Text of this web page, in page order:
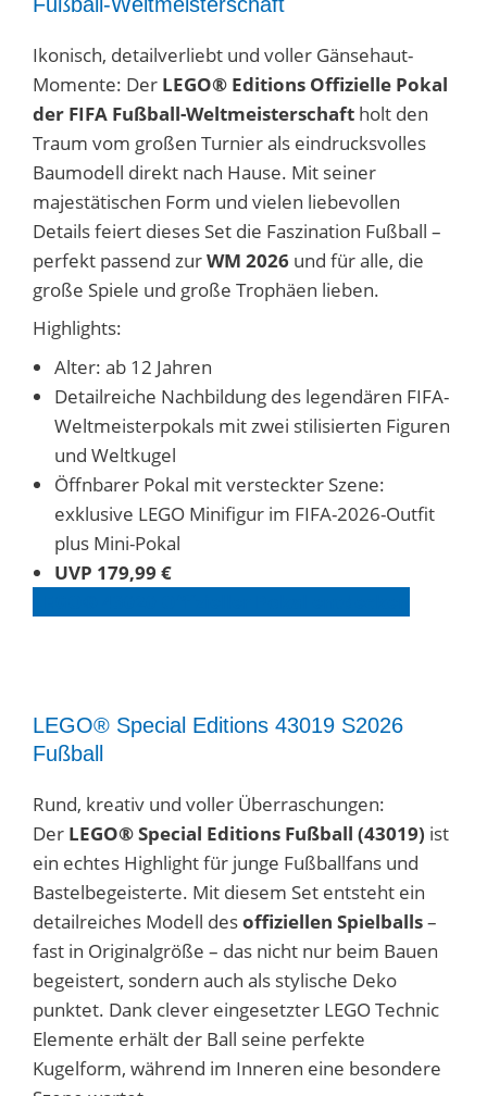
Ikonisch, detailverliebt und voller Gänsehaut-
Momente: Der LEGO® Editions Offizielle Pokal
der FIFA Fußball-Weltmeisterschaft holt den
Traum vom großen Turnier als eindrucksvolles
Baumodell direkt nach Hause. Mit seiner
majestätischen Form und vielen liebevollen
Details feiert dieses Set die Faszination Fußball –
perfekt passend zurWM 2026 und für alle, die
große Spiele und große Trophäen lieben.
Highlights:
Alter: ab 12 Jahren
Detailreiche Nachbildung des legendären FIFA-
Weltmeisterpokals mit zwei stilisierten Figuren
und Weltkugel
Öffnbarer Pokal mit versteckter Szene:
exklusive LEGO Minifigur im FIFA-2026-Outfit
plus Mini-Pokal
UVP 179,99 €
LEGO® Special Editions 43019 S2026
Fußball
Rund, kreativ und voller Überraschungen:
Der LEGO® Special Editions Fußball (43019) ist
ein echtes Highlight für junge Fußballfans und
Bastelbegeisterte. Mit diesem Set entsteht ein
detailreiches Modell desoffiziellen Spielballs–
fast in Originalgröße – das nicht nur beim Bauen
begeistert, sondern auch als stylische Deko
punktet. Dank clever eingesetzter LEGO Technic
Elemente erhält der Ball seine perfekte
Kugelform, während im Inneren eine besondere